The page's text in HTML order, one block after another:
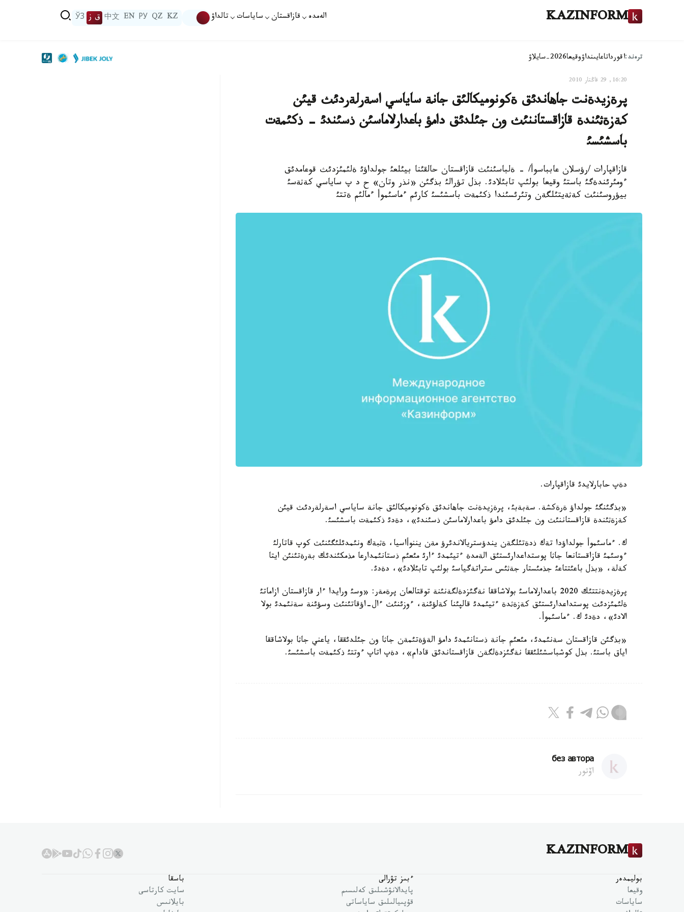
KAZINFORM الەمدە قازاقستان ساياسات تالداۋ KZ
QZ
РУ
EN
中文 ق ز ЎЗ
ترەند:اقورداتاعايىنداۋوقيعا2026-سايلاۋ
16:20, 29 قاڭتار 2010
پرةزيدةنت جاهاندئق ةكونوميكالئق جانة ساياسي اسةرلةردئث قيئن
كةزةثئندة قازاقستاننئث ون جئلدئق دامؤ باعدارلاماسئن ذسئندئ - ذكئمةت
باسشئسئ
قازاقپارات /رؤسلان عابباسوأ/ - ةلباسئنئث قازاقستان حالقئنا بيئلعئ جولداؤئ ةلئمئزدئث قوعامدئق
ءومئرئندةگئ باستئ وقيعا بولئپ تابئلادئ. بذل تؤرالئ بذگئن «نذر وتان» ح د پ ساياسي كةثةسئ
بيؤروسئنئث كةثةيتئلگةن وتئرئسئندا ذكئمةت باسشئسئ كارئم ءماسئموأ ءمالئم ةتتئ
دةپ حابارلايدئ قازاقپارات.
«بذگئنگئ جولداؤ ةرةكشة. سةبةبئ، پرةزيدةنت جاهاندئق ةكونوميكالئق جانة ساياسي اسةرلةردئث قيئن
كةزةثئندة قازاقستاننئث ون جئلدئق دامؤ باعدارلاماسئن ذسئندئ»، دةدئ ذكئمةت باسشئسئ.
ك. ءماسئموأ جولداؤدا تةك ذدةتئلگةن يندؤستريالاندئرؤ مةن يننوأاسيا، ةثبةك ونئمدئلئگئنئث كوپ قاتارلئ
ءوسئمئ قازاقستانعا جاثا پوستداعدارئستئق الةمدة ءتيئمدئ ءارئ مئعئم ذستانئمدارعا مذمكئندئك بةرةتئنئن ايتا
كةلة، «بذل باعئتتاعئ جذمئستار جةثئس ستراتةگياسئ بولئپ تابئلادئ»، دةدئ.
پرةزيدةنتتئك 2020 باعدارلاماسئ بولاشاققا نةگئزدةلگةنئنة توقتالعان پرةمةر: «وسئ ورايدا ءار قازاقستان ازاماتئ
ةلئمئزدئث پوستداعدارئستئق كةزةثدة ءتيئمدئ قالپئنا كةلؤئنة، ءوزئنئث ءال-اؤقاتئنئث وسؤئنة سةنئمدئ بولا
الادئ»، دةدئ ك. ءماسئموأ.
«بذگئن قازاقستان سةنئمدئ، مئعئم جانة ذستانئمدئ دامؤ الةؤةتئمةن جاثا ون جئلدئققا، ياعني جاثا بولاشاققا
اياق باستئ. بذل كوشباسشئلئققا نةگئزدةلگةن قازاقستاندئق قادام»، دةپ اتاپ ءوتتئ ذكئمةت باسشئسئ.
без автора
اۆتور
KAZINFORM
بوليمدەر
وقيعا
ساياسات
ءبىز تۋرالى
پايدالانۋشىلىق كەلىسىم
قۇپىيالىلىق ساياساتى
باسقا
سايت كارتاسى
بايلانىس